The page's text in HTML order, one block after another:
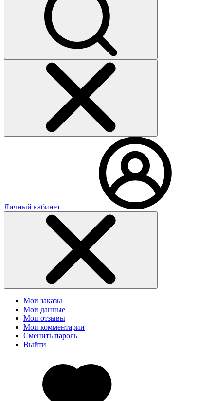
Личный кабинет
Мои заказы
Мои данные
Мои отзывы
Мои комментарии
Сменить пароль
Выйти